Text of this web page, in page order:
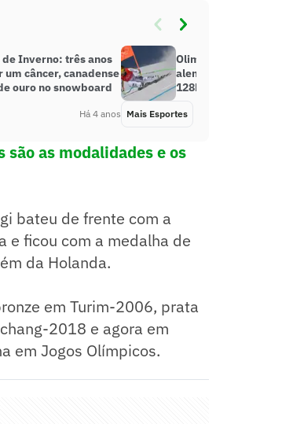
Inverno: três anos
um câncer, canadense
ouro no snowboard
Há 4 anos
Olimpíadas de Inverno:
alemão tem queda forte a
128km/h em prova de
Mais Esportes
as modalidades e os
bateu de frente com a
e ficou com a medalha de
da Holanda.
em Turim-2006, prata
2018 e agora em
em Jogos Olímpicos.